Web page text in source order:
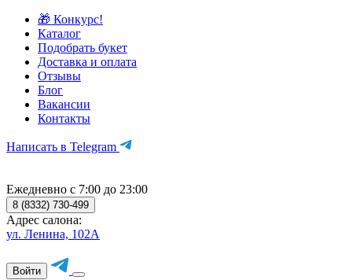
🎁 Конкурс!
Каталог
Подобрать букет
Доставка и оплата
Отзывы
Блог
Вакансии
Контакты
Написать в Telegram
Ежедневно с 7:00 до 23:00
8 (8332) 730-499
Адрес салона:
ул. Ленина, 102А
Войти